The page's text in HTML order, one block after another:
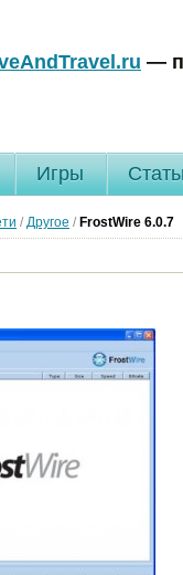
—
Игры
/ Другое / FrostWire 6.0.7